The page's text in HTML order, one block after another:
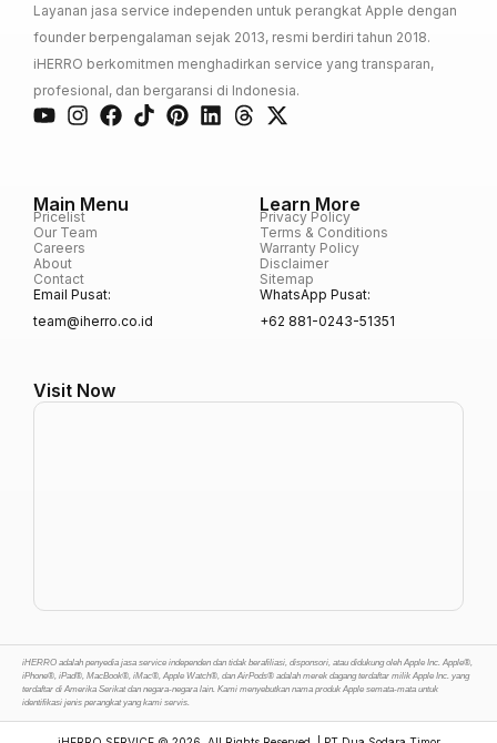
Layanan jasa service independen untuk perangkat Apple dengan
founder berpengalaman sejak 2013, resmi berdiri tahun 2018.
iHERRO berkomitmen menghadirkan service yang transparan,
profesional, dan bergaransi di Indonesia.
Main Menu
Pricelist
Our Team
Careers
About
Contact
Email Pusat:
team@iherro.co.id
Learn More
Privacy Policy
Terms & Conditions
Warranty Policy
Disclaimer
Sitemap
WhatsApp Pusat:
+62 881-0243-51351
Visit Now
iHERRO adalah penyedia jasa service independen dan tidak berafiliasi, disponsori, atau didukung oleh Apple Inc. Apple®,
iPhone®, iPad®, MacBook®, iMac®, Apple Watch®, dan AirPods® adalah merek dagang terdaftar milik Apple Inc. yang
terdaftar di Amerika Serikat dan negara-negara lain. Kami menyebutkan nama produk Apple semata-mata untuk
identifikasi jenis perangkat yang kami servis.